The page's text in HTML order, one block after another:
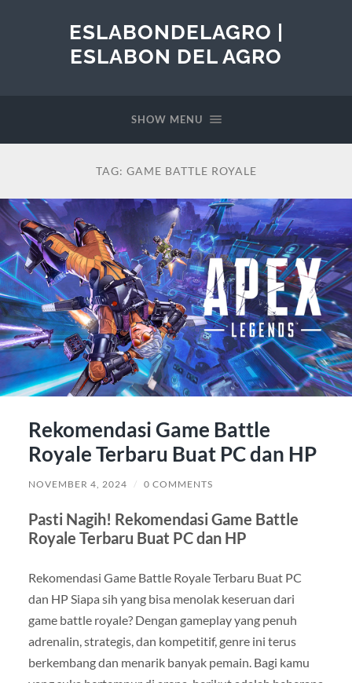
ESLABONDELAGRO |
ESLABON DEL AGRO
SHOW MENU
TAG: GAME BATTLE ROYALE
Rekomendasi Game Battle
Royale Terbaru Buat PC dan HP
NOVEMBER 4, 2024 / 0 COMMENTS
Pasti Nagih! Rekomendasi Game Battle
Royale Terbaru Buat PC dan HP
Rekomendasi Game Battle Royale Terbaru Buat PC
dan HP Siapa sih yang bisa menolak keseruan dari
game battle royale? Dengan gameplay yang penuh
adrenalin, strategis, dan kompetitif, genre ini terus
berkembang dan menarik banyak pemain. Bagi kamu